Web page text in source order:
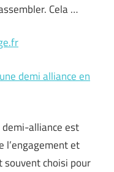
Cela …
demi alliance en
demi-alliance est
l’engagement et
souvent choisi pour